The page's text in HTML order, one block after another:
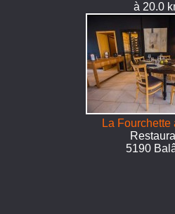
à 20.0
La Fourchette
5190